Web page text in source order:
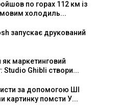
по горах 112 км із
холодиль...
запускає друкований
як маркетинговий
Studio Ghibli створи...
за допомогою ШІ
картинку помсти У...